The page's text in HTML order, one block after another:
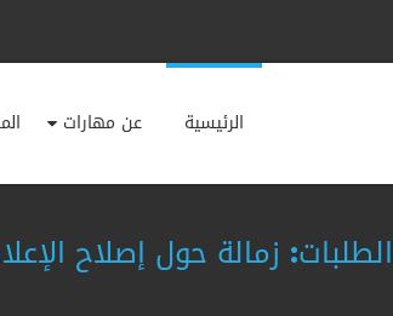
الرئيسية عن مهارات
زمالة حول إصلاح